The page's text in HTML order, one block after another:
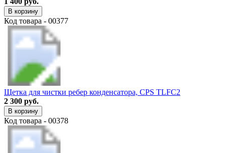
В корзину
Код товара - 00377
Щетка для чистки ребер конденсатора, CPS TLFC2
2 300 руб.
В корзину
Код товара - 00378